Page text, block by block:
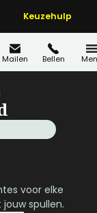
Keuzehulp
Mailen Bellen
voor elke
spullen.